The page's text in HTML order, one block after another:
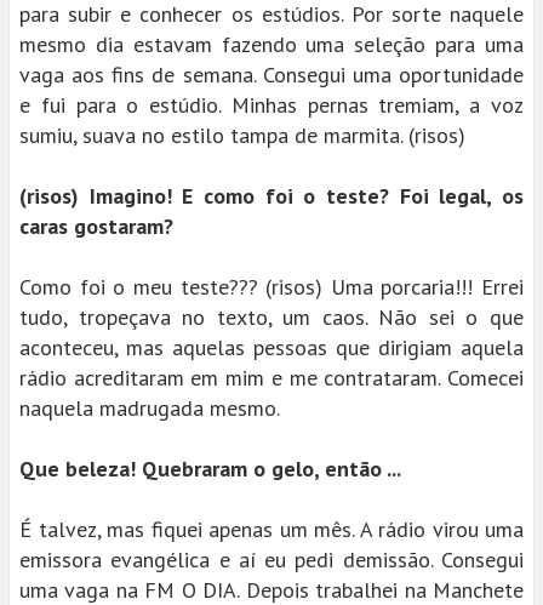
para subir e conhecer os estúdios. Por sorte naquele
mesmo dia estavam fazendo uma seleção para uma
vaga aos fins de semana. Consegui uma oportunidade
e fui para o estúdio. Minhas pernas tremiam, a voz
sumiu, suava no estilo tampa de marmita. (risos)
(risos) Imagino! E como foi o teste? Foi legal, os
caras gostaram?
Como foi o meu teste??? (risos) Uma porcaria!!! Errei
tudo, tropeçava no texto, um caos. Não sei o que
aconteceu, mas aquelas pessoas que dirigiam aquela
rádio acreditaram em mim e me contrataram. Comecei
naquela madrugada mesmo.
Que beleza! Quebraram o gelo, então ...
É talvez, mas fiquei apenas um mês. A rádio virou uma
emissora evangélica e aí eu pedi demissão. Consegui
uma vaga na FM O DIA. Depois trabalhei na Manchete